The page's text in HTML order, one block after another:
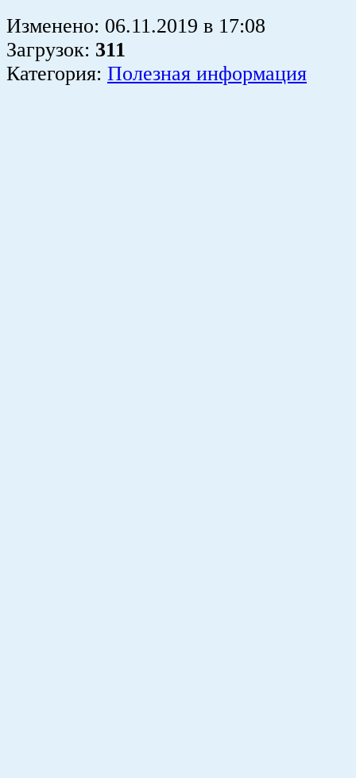
Изменено: 06.11.2019 в 17:08
Загрузок: 311
Категория: Полезная информация